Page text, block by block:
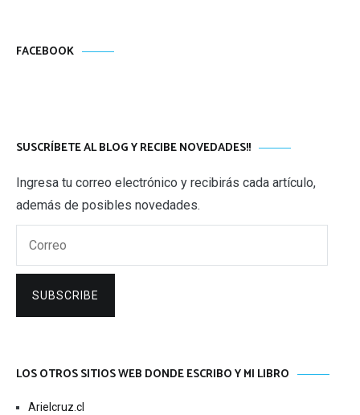
FACEBOOK
SUSCRÍBETE AL BLOG Y RECIBE NOVEDADES!!
Ingresa tu correo electrónico y recibirás cada artículo,
además de posibles novedades.
SUBSCRIBE
LOS OTROS SITIOS WEB DONDE ESCRIBO Y MI LIBRO
Arielcruz.cl